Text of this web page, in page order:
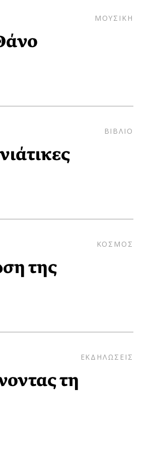
ΜΟΥΣΙΚΗ
ΒΙΒΛΙΟ
ΚΟΣΜΟΣ
της
ΕΚΔΗΛΩΣΕΙΣ
τη